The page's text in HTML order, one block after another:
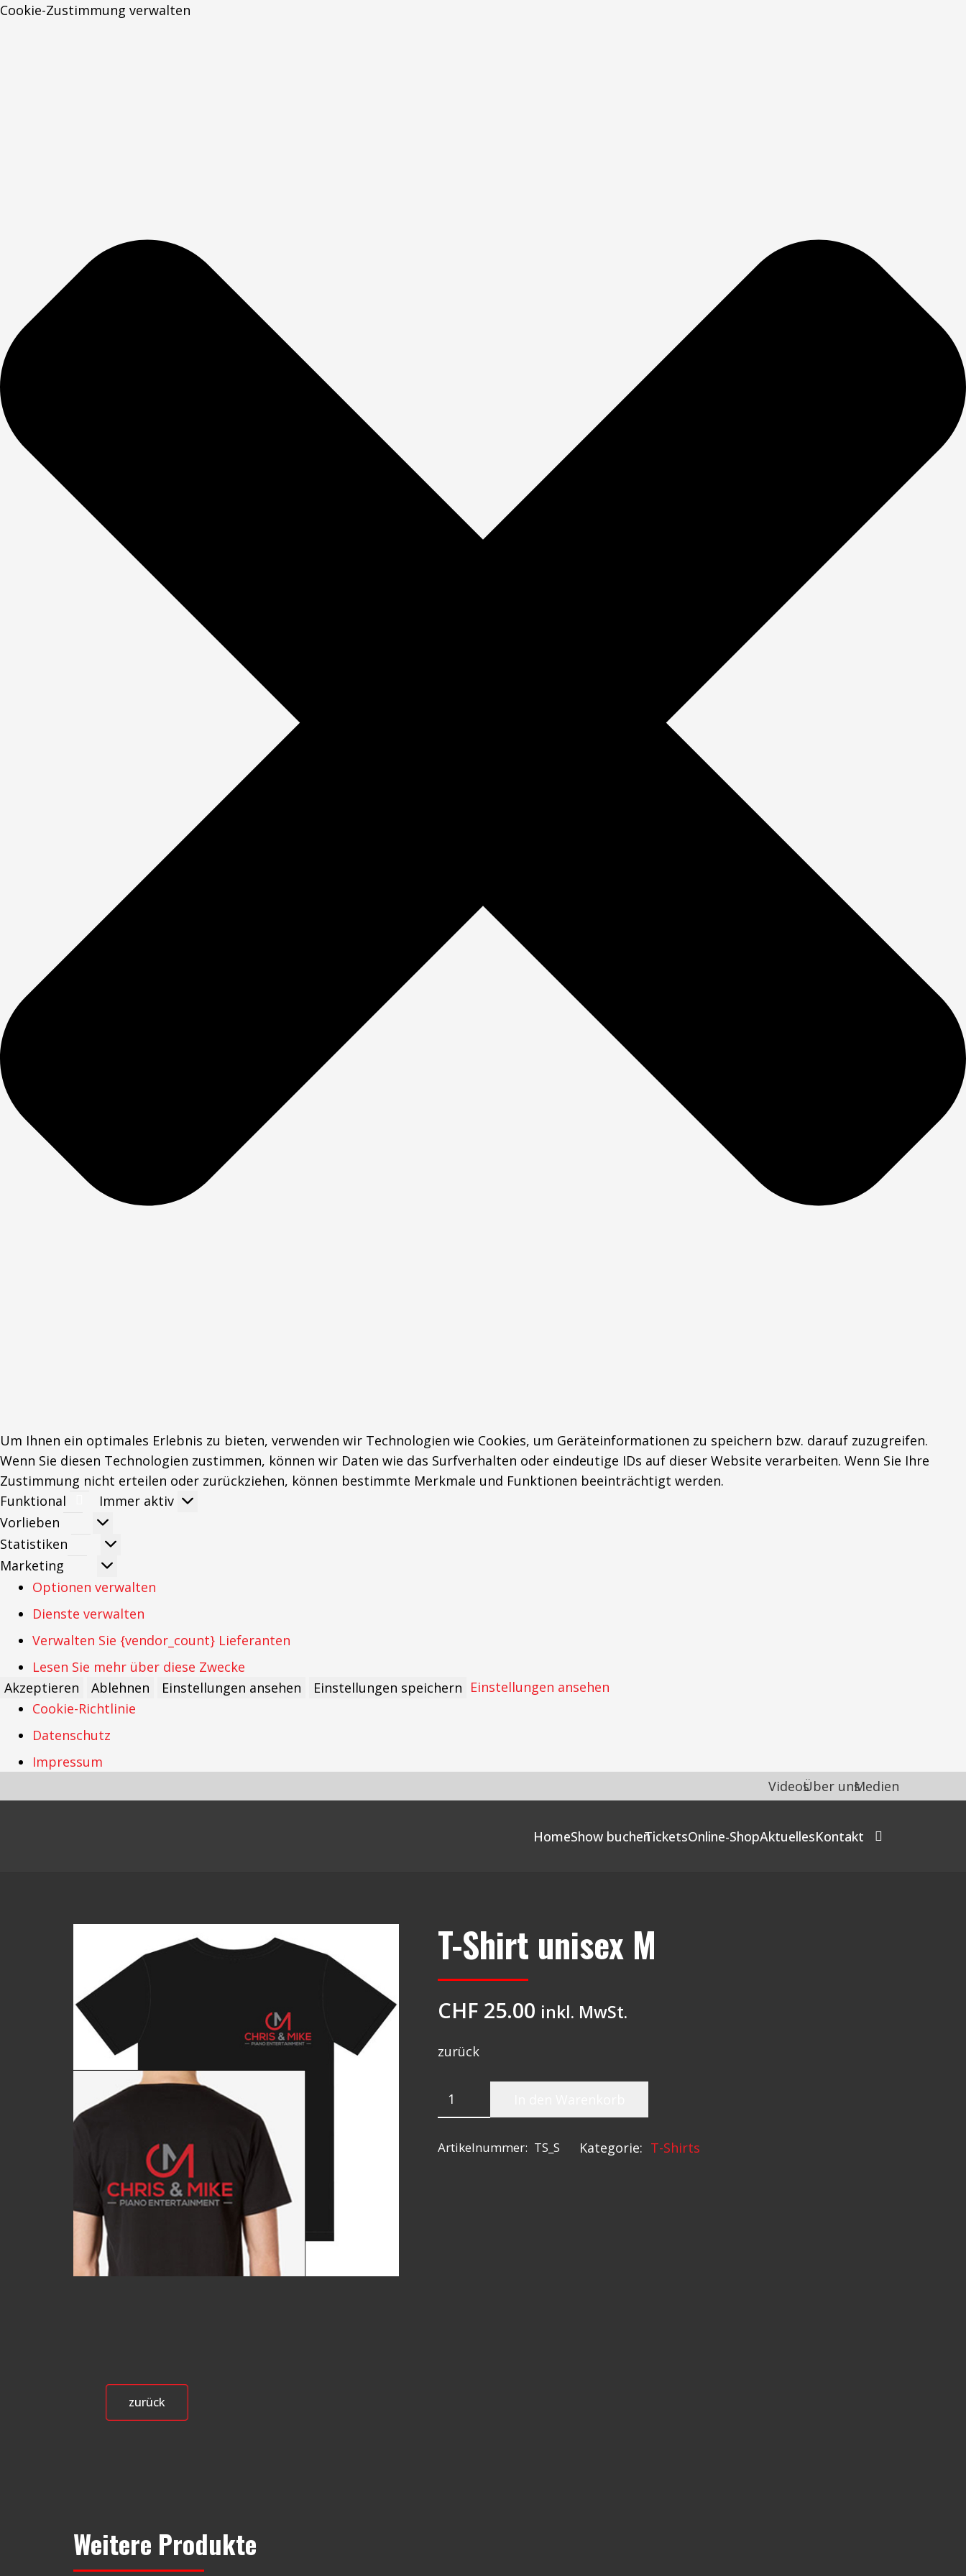
Cookie-Zustimmung verwalten
Um Ihnen ein optimales Erlebnis zu bieten, verwenden wir Technologien wie Cookies, um Geräteinformationen zu speichern bzw. darauf zuzugreifen.
Wenn Sie diesen Technologien zustimmen, können wir Daten wie das Surfverhalten oder eindeutige IDs auf dieser Website verarbeiten. Wenn Sie Ihre
Zustimmung nicht erteilen oder zurückziehen, können bestimmte Merkmale und Funktionen beeinträchtigt werden.
Funktional
Funktional
Immer aktiv
Vorlieben
Vorlieben
Statistiken
Statistiken
Marketing
Marketing
Optionen verwalten
Dienste verwalten
Verwalten Sie {vendor_count} Lieferanten
Lesen Sie mehr über diese Zwecke
Akzeptieren
Ablehnen Einstellungen ansehen Einstellungen speichern Einstellungen ansehen
Cookie-Richtlinie
Datenschutz
Impressum
VideosÜber unsMedien
HomeShow buchenTicketsOnline-ShopAktuellesKontakt
T-Shirt unisex M
CHF 25.00 inkl. MwSt.
zurück
M
Artikelnummer: TS_S Kategorie: T-Shirts
zurück
Weitere Produkte